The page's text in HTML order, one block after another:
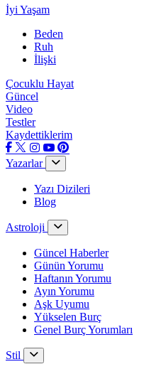
İyi Yaşam
Beden
Ruh
İlişki
Çocuklu Hayat
Güncel
Video
Testler
Kaydettiklerim
Yazarlar
Yazı Dizileri
Blog
Astroloji
Güncel Haberler
Günün Yorumu
Haftanın Yorumu
Ayın Yorumu
Aşk Uyumu
Yükselen Burç
Genel Burç Yorumları
Stil